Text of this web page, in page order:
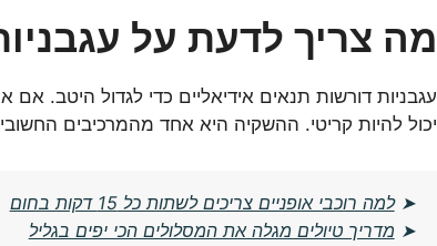
מה צריך לדעת על
עגבניות דורשות תנאים אידיאליים כדי לגדול
יכול להיות קריטי. ההשקיה היא אחד מהמרכיבים
➤למה רוכבי אופניים צריכים לשתות כל 15 דקות בחום
➤ מדריך טיולים מגלה את המסלולים הכי יפים בגליל